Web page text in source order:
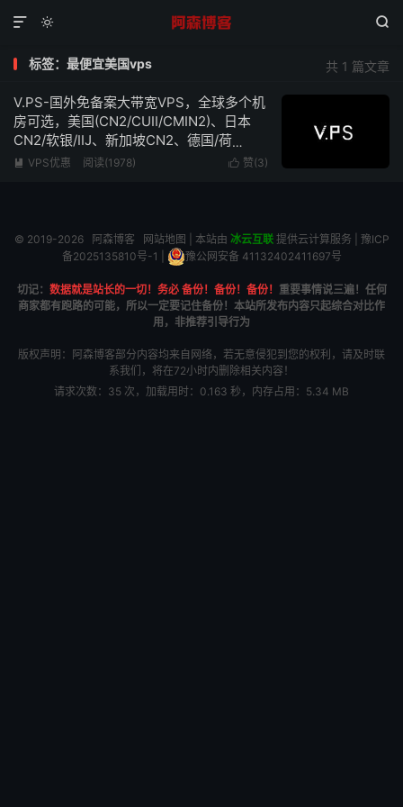
 

共 1 篇文章
标签：最便宜美国vps
V.PS-国外免备案大带宽VPS，全球多个机
房可选，美国(CN2/CUII/CMIN2)、日本
CN2/软银/IIJ、新加坡CN2、德国/荷
兰/CN2+CUII、英国CUII，特价优惠低至
 赞(3)
 VPS优惠 阅读(1978)
© 2019-2026 阿森博客 网站地图 | 本站由 冰云互联提供云计算服务 | 豫ICP
备2025135810号-1
豫公网安备 41132402411697号
切记： 数据就是站长的一切！务必 备份！备份！备份！ 重要事情说三遍！任何
商家都有跑路的可能，所以一定要记住备份！本站所发布内容只起综合对比作
用，非推荐引导行为
版权声明：阿森博客部分内容均来自网络，若无意侵犯到您的权利，请及时联
系我们，将在72小时内删除相关内容！
请求次数：35 次，加载用时：0.163 秒，内存占用：5.34 MB